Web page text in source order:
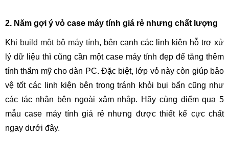
2. Năm gợi ý vỏ case máy tính giá rẻ nhưng chất lượng
Khi build một bộ máy tính, bên cạnh các linh kiện hỗ trợ xử
lý dữ liệu thì cũng cần một case máy tính đẹp để tăng thêm
tính thẩm mỹ cho dàn PC. Đặc biệt, lớp vỏ này còn giúp bảo
vệ tốt các linh kiện bên trong tránh khỏi bụi bẩn cũng như
các tác nhân bên ngoài xâm nhập. Hãy cùng điểm qua 5
mẫu case máy tính giá rẻ nhưng được thiết kế cực chất
ngay dưới đây.